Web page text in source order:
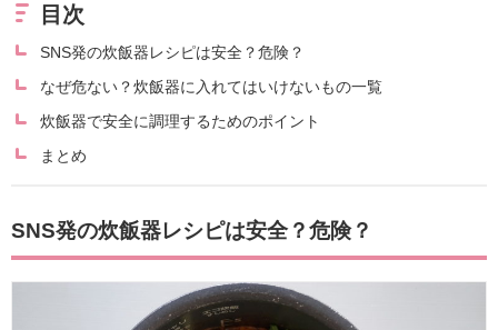
目次
SNS発の炊飯器レシピは安全？危険？
なぜ危ない？炊飯器に入れてはいけないもの一覧
炊飯器で安全に調理するためのポイント
まとめ
SNS発の炊飯器レシピは安全？危険？